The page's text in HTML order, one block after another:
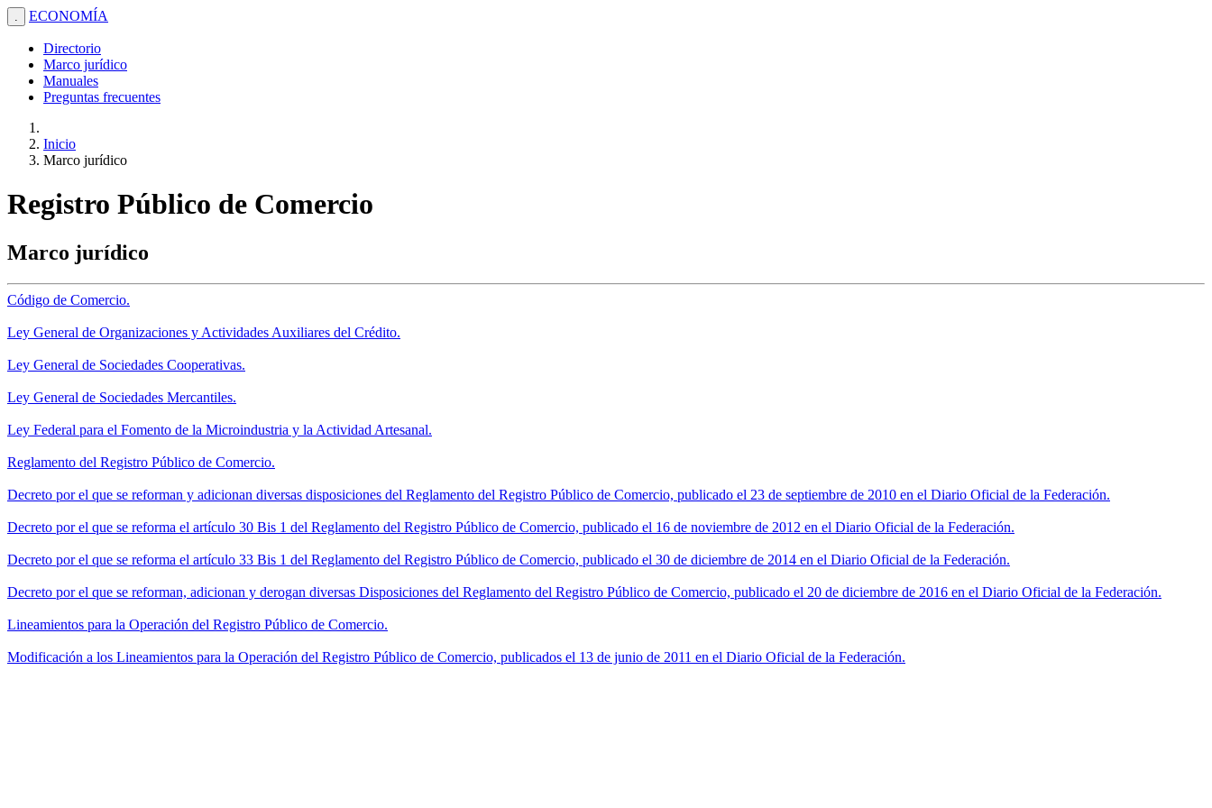
. ECONOMÍA
Directorio
Marco jurídico
Manuales
Preguntas frecuentes
Inicio
Marco jurídico
Registro Público de Comercio
Marco jurídico
Código de Comercio.
Ley General de Organizaciones y Actividades Auxiliares del Crédito.
Ley General de Sociedades Cooperativas.
Ley General de Sociedades Mercantiles.
Ley Federal para el Fomento de la Microindustria y la Actividad Artesanal.
Reglamento del Registro Público de Comercio.
Decreto por el que se reforman y adicionan diversas disposiciones del Reglamento del Registro Público de Comercio, publicado el 23 de septiembre de 2010 en el Diario Oficial de la Federación.
Decreto por el que se reforma el artículo 30 Bis 1 del Reglamento del Registro Público de Comercio, publicado el 16 de noviembre de 2012 en el Diario Oficial de la Federación.
Decreto por el que se reforma el artículo 33 Bis 1 del Reglamento del Registro Público de Comercio, publicado el 30 de diciembre de 2014 en el Diario Oficial de la Federación.
Decreto por el que se reforman, adicionan y derogan diversas Disposiciones del Reglamento del Registro Público de Comercio, publicado el 20 de diciembre de 2016 en el Diario Oficial de la Federación.
Lineamientos para la Operación del Registro Público de Comercio.
Modificación a los Lineamientos para la Operación del Registro Público de Comercio, publicados el 13 de junio de 2011 en el Diario Oficial de la Federación.